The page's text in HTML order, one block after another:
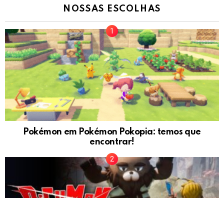
NOSSAS ESCOLHAS
Pokémon em Pokémon Pokopia: temos que
encontrar!